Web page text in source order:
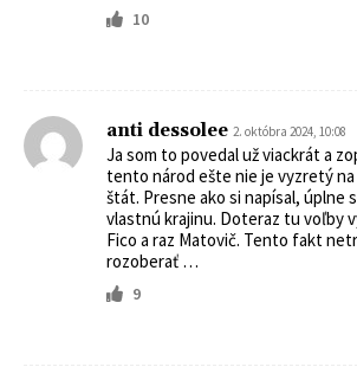
10
anti dessolee 2. októbra 2024, 10:08
Ja som to povedal už viackrát a
tento národ ešte nie je vyzretý
štát. Presne ako si napísal, úplne
vlastnú krajinu. Doteraz tu voľby
Fico a raz Matovič. Tento fakt
rozoberať …
9